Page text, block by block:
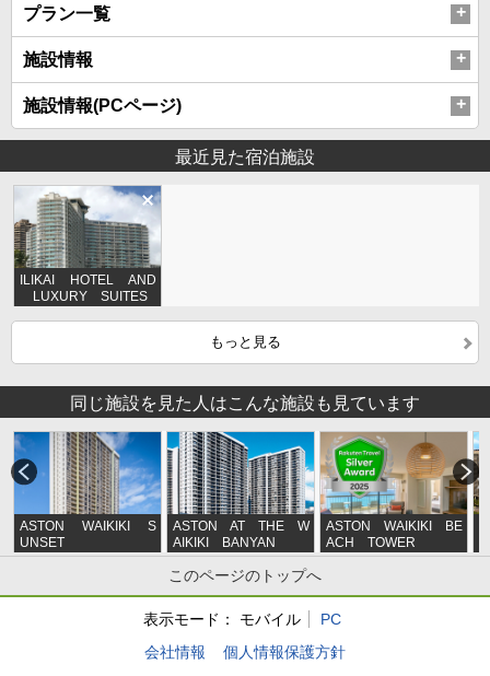
プラン一覧
施設情報
施設情報(PCページ)
最近見た宿泊施設
ILIKAI HOTEL AND
LUXURY SUITES
もっと見る
同じ施設を見た人はこんな施設も見ています
ASTON WAIKIKI S
UNSET
ASTON AT THE W
AIKIKI BANYAN
ASTON WAIKIKI BE
ACH TOWER
このページのトップへ
表示モード： モバイル
PC
会社情報
個人情報保護方針